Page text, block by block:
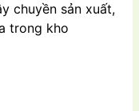
chuyền sản xuất,
trong kho